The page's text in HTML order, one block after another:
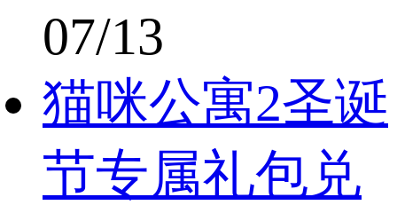
07/13
猫咪公寓2圣诞
节专属礼包兑